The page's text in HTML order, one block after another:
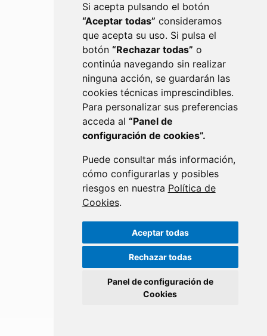
Si acepta pulsando el botón
“Aceptar todas” consideramos
que acepta su uso. Si pulsa el
botón “Rechazar todas” o
continúa navegando sin realizar
ninguna acción, se guardarán las
cookies técnicas imprescindibles.
Para personalizar sus preferencias
acceda al “Panel de
configuración de cookies”.
Puede consultar más información,
cómo configurarlas y posibles
riesgos en nuestra Política de
Cookies.
Aceptar todas
Rechazar todas
Panel de configuración de
Cookies
FERIAS